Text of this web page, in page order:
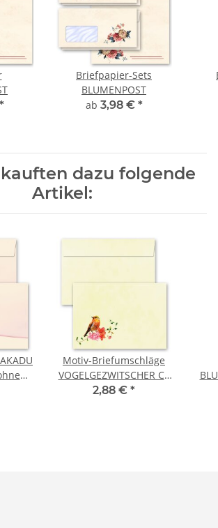
*
Briefpapier-Sets
BLUMENPOST
ab 3,98 € *
dazu folgende
Artikel:
Motiv-Briefumschläge
VOGELGEZWITSCHER C6
(ohne Fenster) 10
2,88 € *